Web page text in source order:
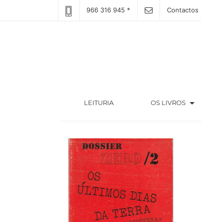
966 316 945 * Contactos
LEITURIA(CURRENT) OS LIVROS arrow_drop_down